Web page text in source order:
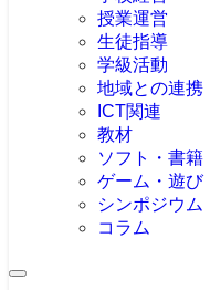
授業運営
生徒指導
学級活動
地域との連携
ICT関連
教材
ソフト・書籍
ゲーム・遊び
シンポジウム
コラム